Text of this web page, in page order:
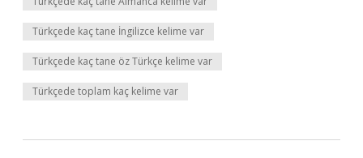
Türkçede kaç tane İngilizce kelime var
Türkçede kaç tane öz Türkçe kelime var
Türkçede toplam kaç kelime var